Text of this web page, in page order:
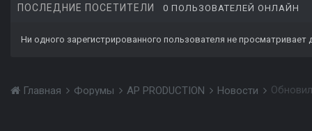
ПОСЛЕДНИЕ ПОСЕТИТЕЛИ 0 ПОЛЬЗОВАТЕЛЕЙ ОНЛАЙН
Ни одного зарегистрированного пользователя не просматривает
Главная Форумы AP PRODUCTION Новости